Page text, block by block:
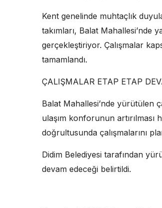
Kent genelinde muhtaçlık
takımları, Balat Mahallesi’nde
gerçekleştiriyor. Çalışmalar
tamamlandı.
ÇALIŞMALAR ETAP ETAP
Balat Mahallesi’nde yürütülen
ulaşım konforunun
doğrultusunda çalışmalarını
Didim Belediyesi tarafından
devam edeceği belirtildi.